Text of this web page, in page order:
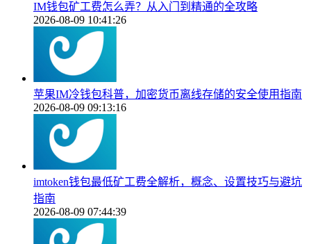
IM钱包矿工费怎么弄？从入门到精通的全攻略
2026-08-09 10:41:26
苹果IM冷钱包科普，加密货币离线存储的安全使用指南
2026-08-09 09:13:16
imtoken钱包最低矿工费全解析，概念、设置技巧与避坑
指南
2026-08-09 07:44:39